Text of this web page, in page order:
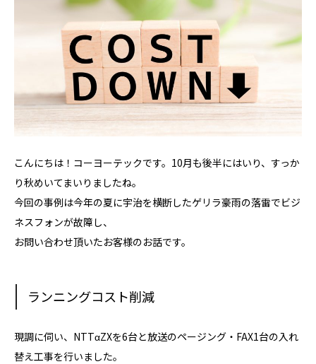
こんにちは！コーヨーテックです。10月も後半にはいり、すっか
り秋めいてまいりましたね。
今回の事例は今年の夏に宇治を横断したゲリラ豪雨の落雷でビジ
ネスフォンが故障し、
お問い合わせ頂いたお客様のお話です。
ランニングコスト削減
現調に伺い、NTTαZXを6台と放送のページング・FAX1台の入れ
替え工事を行いました。